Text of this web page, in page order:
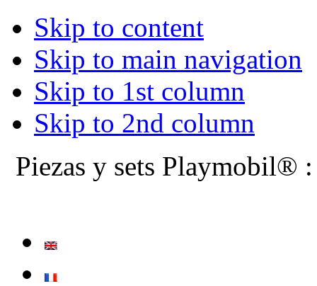
Skip to content
Skip to main navigation
Skip to 1st column
Skip to 2nd column
Piezas y sets Playmobil® :